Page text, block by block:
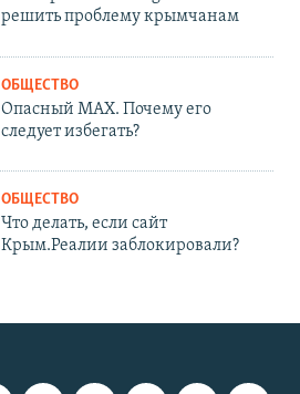
решить проблему крымчанам
ОБЩЕСТВО
Опасный MAX. Почему его
следует избегать?
ОБЩЕСТВО
Что делать, если сайт
Крым.Реалии заблокировали?